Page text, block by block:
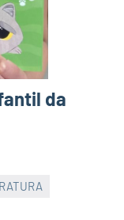
da